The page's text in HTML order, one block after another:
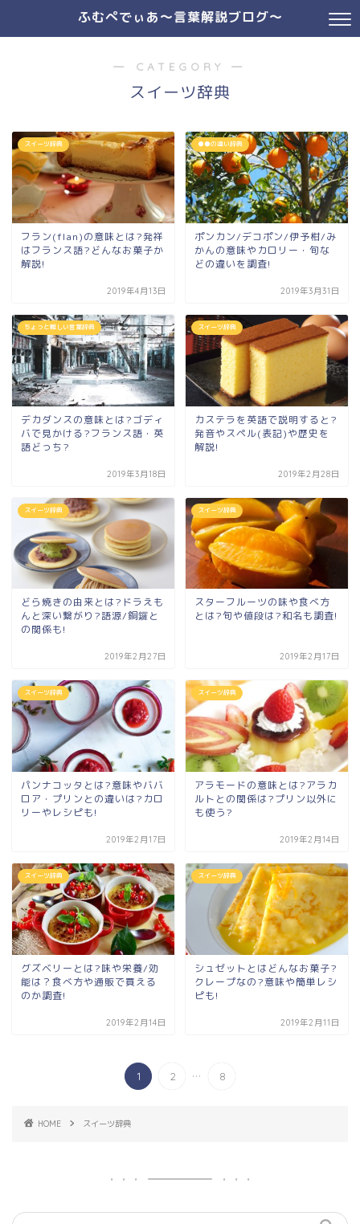
ふむぺでぃあ～言葉解説ブログ～
― CATEGORY ―
スイーツ辞典
スイーツ辞典
フラン(flan)の意味とは?発祥
はフランス語?どんなお菓子か
解説!
2019年4月13日
●●の違い辞典
ポンカン/デコポン/伊予柑/み
かんの意味やカロリー・旬な
どの違いを調査!
2019年3月31日
ちょっと難しい言葉辞典
デカダンスの意味とは?ゴディ
バで見かける?フランス語・英
語どっち?
2019年3月18日
スイーツ辞典
カステラを英語で説明すると?
発音やスペル(表記)や歴史を
解説!
2019年2月28日
スイーツ辞典
どら焼きの由来とは?ドラえも
んと深い繋がり?語源/銅鑼と
の関係も!
2019年2月27日
スイーツ辞典
スターフルーツの味や食べ方
とは?旬や値段は?和名も調査!
2019年2月17日
スイーツ辞典
パンナコッタとは?意味やババ
ロア・プリンとの違いは?カロ
リーやレシピも!
2019年2月17日
スイーツ辞典
アラモードの意味とは?アラカ
ルトとの関係は?プリン以外に
も使う?
2019年2月14日
スイーツ辞典
グズベリーとは?味や栄養/効
能は？食べ方や通販で買える
のか調査!
2019年2月14日
スイーツ辞典
シュゼットとはどんなお菓子?
クレープなの?意味や簡単レシ
ピも!
2019年2月11日
1 2 ... 8
HOME スイーツ辞典